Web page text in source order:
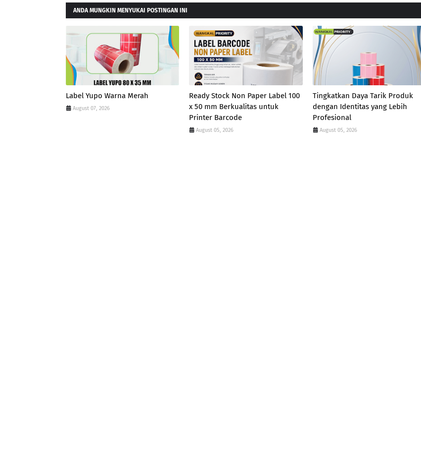
ANDA MUNGKIN MENYUKAI POSTINGAN INI
Label Yupo Warna Merah
August 07, 2026
Ready Stock Non Paper Label 100
x 50 mm Berkualitas untuk
Printer Barcode
August 05, 2026
Tingkatkan Daya Tarik Produk
dengan Identitas yang Lebih
Profesional
August 05, 2026